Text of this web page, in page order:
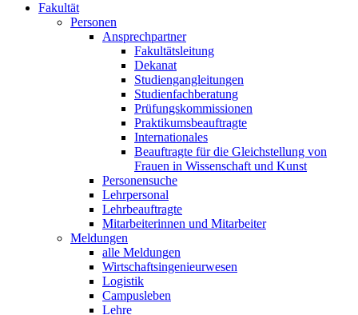
Fakultät
Personen
Ansprechpartner
Fakultätsleitung
Dekanat
Studiengangleitungen
Studienfachberatung
Prüfungskommissionen
Praktikumsbeauftragte
Internationales
Beauftragte für die Gleichstellung von
Frauen in Wissenschaft und Kunst
Personensuche
Lehrpersonal
Lehrbeauftragte
Mitarbeiterinnen und Mitarbeiter
Meldungen
alle Meldungen
Wirtschaftsingenieurwesen
Logistik
Campusleben
Lehre